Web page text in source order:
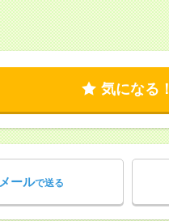
気になる！
メールで送る